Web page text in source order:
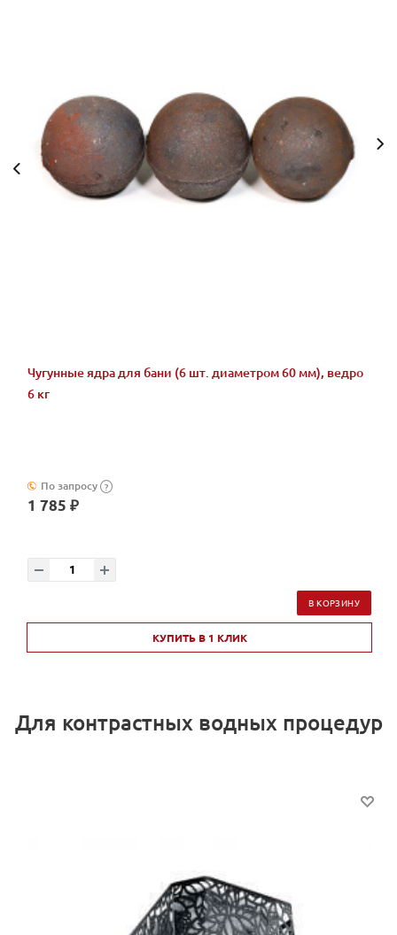
Чугунные ядра для бани (6 шт. диаметром 60 мм), ведро
6 кг
По запросу ?
1 785 ₽
В КОРЗИНУ
КУПИТЬ В 1 КЛИК
Для контрастных водных процедур